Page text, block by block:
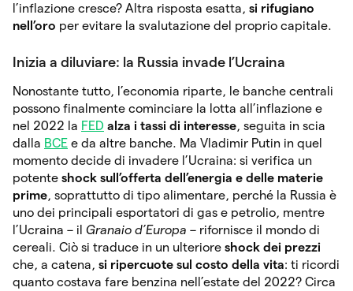
l’inflazione cresce? Altra risposta esatta, si rifugiano
nell’oro per evitare la svalutazione del proprio capitale.
Inizia a diluviare: la Russia invade l’Ucraina
Nonostante tutto, l’economia riparte, le banche centrali
possono finalmente cominciare la lotta all’inflazione e
nel 2022 la FED alza i tassi di interesse, seguita in scia
dalla BCE e da altre banche. Ma Vladimir Putin in quel
momento decide di invadere l’Ucraina: si verifica un
potente shock sull’offerta dell’energia e delle materie
prime, soprattutto di tipo alimentare, perché la Russia è
uno dei principali esportatori di gas e petrolio, mentre
l’Ucraina – il Granaio d’Europa – rifornisce il mondo di
cereali. Ciò si traduce in un ulteriore shock dei prezzi
che, a catena, si ripercuote sul costo della vita: ti ricordi
quanto costava fare benzina nell’estate del 2022? Circa